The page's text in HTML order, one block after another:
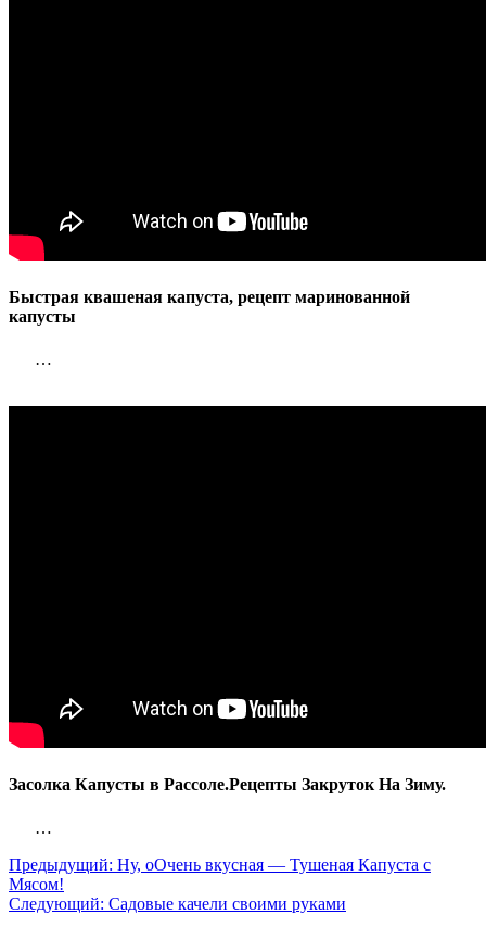
Быстрая квашеная капуста, рецепт маринованной
капусты
…
Засолка Капусты в Рассоле.Рецепты Закруток На Зиму.
…
Предыдущий: Ну, оОчень вкусная — Тушеная Капуста с
Мясом!
Следующий: Садовые качели своими руками